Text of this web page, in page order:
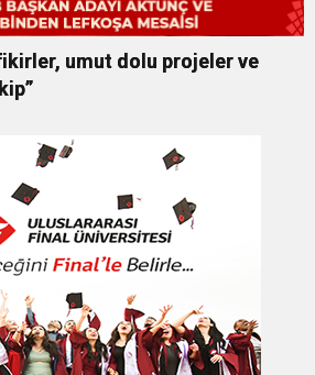
umut dolu projeler ve